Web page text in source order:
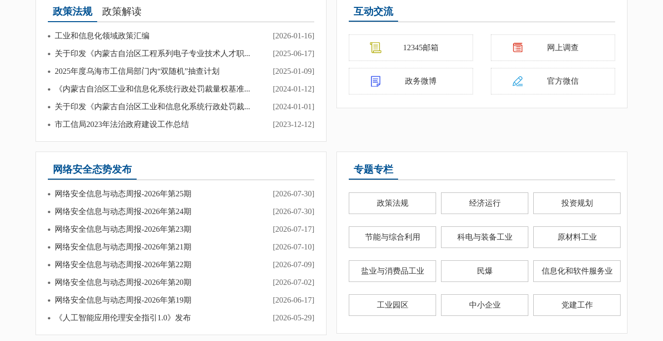
乌海市工业节能监察保障中心2026年预算公开报告
政策法规 政策解读
[2026-01-16]
工业和信息化领域政策汇编
[2025-06-17]
关于印发《内蒙古自治区工程系列电子专业技术人才职...
[2025-01-09]
2025年度乌海市工信局部门内“双随机”抽查计划
[2024-01-12]
《内蒙古自治区工业和信息化系统行政处罚裁量权基准...
[2024-01-01]
关于印发《内蒙古自治区工业和信息化系统行政处罚裁...
[2023-12-12]
市工信局2023年法治政府建设工作总结
《内蒙古自治区工业园区发展项目和资金管理办法》解...
[2025-08-13]
《内蒙古自治区工业和信息化领域数据安全事件应急预...
[2023-04-19]
《关于开展规模以上工业企业数字化诊断工作的通知》...
[2022-08-15]
《乌海高新技术产业开发区焕新提质实施方案》政策解...
[2022-08-15]
《关于促进乌海高新技术产业开发区高质量发展的实施...
互动交流
12345邮箱 网上调查
政务微博 官方微信
网络安全态势发布
[2026-07-30]
网络安全信息与动态周报-2026年第25期
[2026-07-30]
网络安全信息与动态周报-2026年第24期
[2026-07-17]
网络安全信息与动态周报-2026年第23期
[2026-07-10]
网络安全信息与动态周报-2026年第21期
[2026-07-09]
网络安全信息与动态周报-2026年第22期
[2026-07-02]
网络安全信息与动态周报-2026年第20期
[2026-06-17]
网络安全信息与动态周报-2026年第19期
[2026-05-29]
《人工智能应用伦理安全指引1.0》发布
专题专栏
政策法规 经济运行 投资规划
节能与综合利用 科电与装备工业 原材料工业
盐业与消费品工业 民爆 信息化和软件服务业
工业园区 中小企业 党建工作